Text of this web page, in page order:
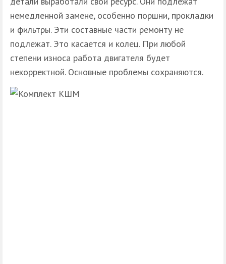
немедленной замене, особенно поршни, прокладки
и фильтры. Эти составные части ремонту не
подлежат. Это касается и колец. При любой
степени износа работа двигателя будет
некорректной. Основные проблемы сохраняются.